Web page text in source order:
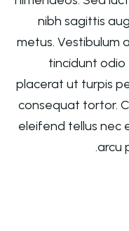
nibh sagittis
metus. Vestibulum
tincidunt odio
placerat ut turpis
consequat tortor.
eleifend tellus nec
arcu